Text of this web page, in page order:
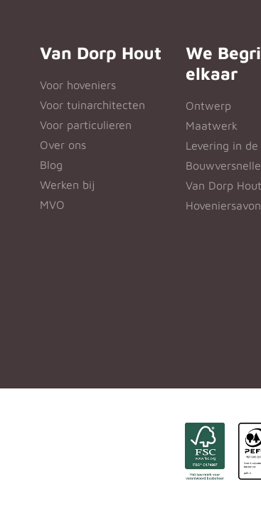
Van Dorp Hout
Voor hoveniers
Voor tuinarchitecten
Voor particulieren
Over ons
Blog
Werken bij
MVO
We
elkaar
Ontwerp
Maatwerk
Levering in
Van Dorp